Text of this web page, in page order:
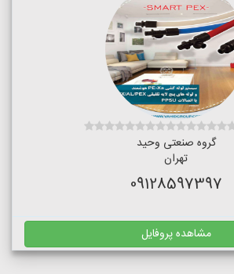
گروه صنعتی وحید
تهران
09128597397
مشاهده پروفایل